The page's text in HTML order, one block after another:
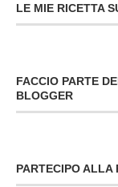
LE MIE RICETTA
FACCIO PARTE
BLOGGER
PARTECIPO ALLA